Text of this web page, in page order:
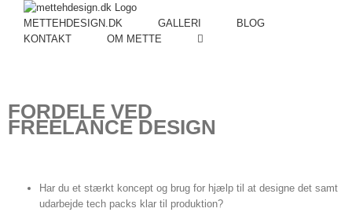
METTEHDESIGN.DK GALLERI
BLOG
KONTAKT
OM METTE
FORDELE VED
FREELANCE DESIGN
Har du et stærkt koncept og brug for hjælp til at designe det samt
udarbejde tech packs klar til produktion?